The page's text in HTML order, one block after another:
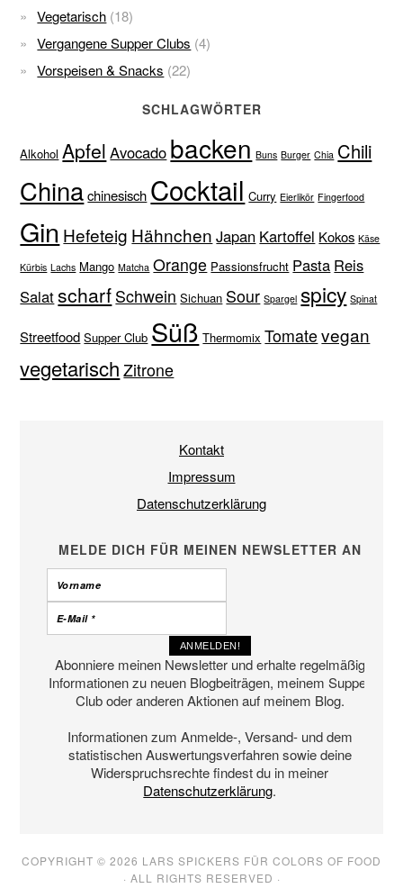
Vegetarisch (18)
Vergangene Supper Clubs (4)
Vorspeisen & Snacks (22)
SCHLAGWÖRTER
Alkohol Apfel Avocado backen Buns Burger Chia Chili
China chinesisch Cocktail Curry Eierlikör Fingerfood
Gin Hefeteig Hähnchen Japan Kartoffel Kokos Käse
Kürbis Lachs Mango Matcha Orange Passionsfrucht Pasta Reis
Salatscharf Schwein Sichuan Sour Spargel spicy Spinat
Streetfood Supper Club Süß Thermomix Tomatevegan
vegetarisch Zitrone
Kontakt
Impressum
Datenschutzerklärung
MELDE DICH FÜR MEINEN NEWSLETTER AN
Abonniere meinen Newsletter und erhalte regelmäßig
Informationen zu neuen Blogbeiträgen, meinem Supper
Club oder anderen Aktionen auf meinem Blog.
Informationen zum Anmelde-, Versand- und dem
statistischen Auswertungsverfahren sowie deine
Widerspruchsrechte findest du in meiner
Datenschutzerklärung.
COPYRIGHT © 2026 LARS SPICKERS FÜR COLORS OF FOOD
· ALL RIGHTS RESERVED ·